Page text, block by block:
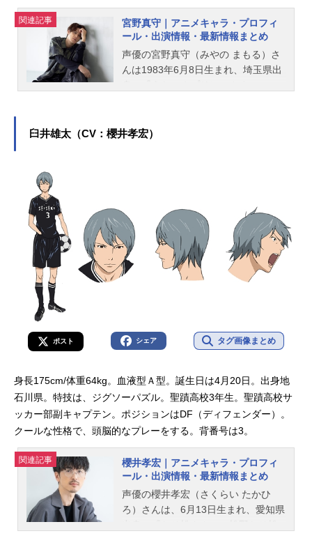
関連記事
宮野真守｜アニメキャラ・プロフィ
ール・出演情報・最新情報まとめ
声優の宮野真守（みやの まもる）さ
んは1983年6月8日生まれ、埼玉県出
ー』のマリオ役など、人気作品のキ
臼井雄太（CV：櫻井孝宏）
ポスト シェア タグ画像まとめ
身長175cm/体重64kg。血液型Ａ型。誕生日は4月20日。出身地
石川県。特技は、ジグソーパズル。聖蹟高校3年生。聖蹟高校サ
ッカー部副キャプテン。ポジションはDF（ディフェンダー）。
クールな性格で、頭脳的なプレーをする。背番号は3。
関連記事
櫻井孝宏｜アニメキャラ・プロフィ
ール・出演情報・最新情報まとめ
声優の櫻井孝宏（さくらい たかひ
ろ）さんは、6月13日生まれ、愛知県